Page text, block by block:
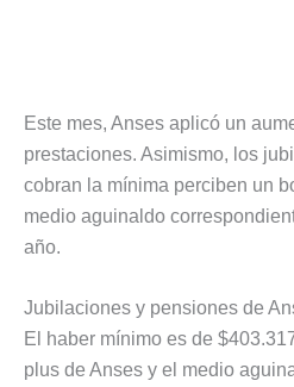
Este mes, Anses aplicó un
prestaciones. Asimismo, los
cobran la mínima perciben un
medio aguinaldo
año.
Jubilaciones y pensiones de
El haber mínimo es de
plus de Anses y el medio